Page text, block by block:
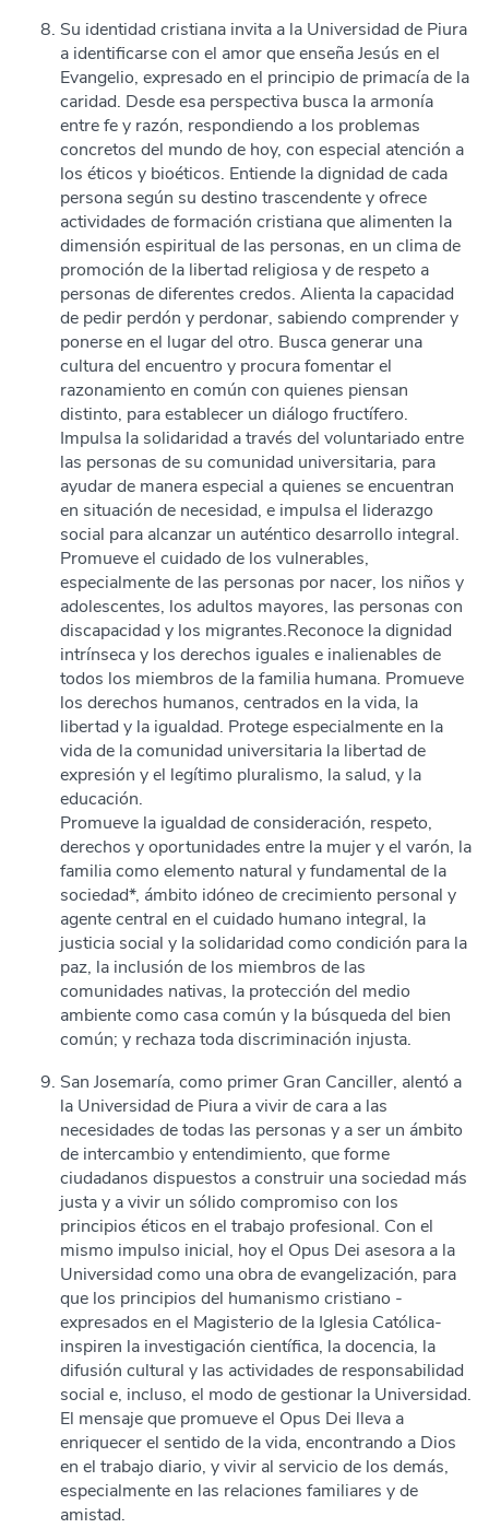
Su identidad cristiana invita a la Universidad de Piura
a identificarse con el amor que enseña Jesús en el
Evangelio, expresado en el principio de primacía de la
caridad. Desde esa perspectiva busca la armonía
entre fe y razón, respondiendo a los problemas
concretos del mundo de hoy, con especial atención a
los éticos y bioéticos. Entiende la dignidad de cada
persona según su destino trascendente y ofrece
actividades de formación cristiana que alimenten la
dimensión espiritual de las personas, en un clima de
promoción de la libertad religiosa y de respeto a
personas de diferentes credos. Alienta la capacidad
de pedir perdón y perdonar, sabiendo comprender y
ponerse en el lugar del otro. Busca generar una
cultura del encuentro y procura fomentar el
razonamiento en común con quienes piensan
distinto, para establecer un diálogo fructífero.
Impulsa la solidaridad a través del voluntariado entre
las personas de su comunidad universitaria, para
ayudar de manera especial a quienes se encuentran
en situación de necesidad, e impulsa el liderazgo
social para alcanzar un auténtico desarrollo integral.
Promueve el cuidado de los vulnerables,
especialmente de las personas por nacer, los niños y
adolescentes, los adultos mayores, las personas con
discapacidad y los migrantes.Reconoce la dignidad
intrínseca y los derechos iguales e inalienables de
todos los miembros de la familia humana. Promueve
los derechos humanos, centrados en la vida, la
libertad y la igualdad. Protege especialmente en la
vida de la comunidad universitaria la libertad de
expresión y el legítimo pluralismo, la salud, y la
educación.
Promueve la igualdad de consideración, respeto,
derechos y oportunidades entre la mujer y el varón, la
familia como elemento natural y fundamental de la
sociedad*, ámbito idóneo de crecimiento personal y
agente central en el cuidado humano integral, la
justicia social y la solidaridad como condición para la
paz, la inclusión de los miembros de las
comunidades nativas, la protección del medio
ambiente como casa común y la búsqueda del bien
común; y rechaza toda discriminación injusta.
San Josemaría, como primer Gran Canciller, alentó a
la Universidad de Piura a vivir de cara a las
necesidades de todas las personas y a ser un ámbito
de intercambio y entendimiento, que forme
ciudadanos dispuestos a construir una sociedad más
justa y a vivir un sólido compromiso con los
principios éticos en el trabajo profesional. Con el
mismo impulso inicial, hoy el Opus Dei asesora a la
Universidad como una obra de evangelización, para
que los principios del humanismo cristiano -
expresados en el Magisterio de la Iglesia Católica-
inspiren la investigación científica, la docencia, la
difusión cultural y las actividades de responsabilidad
social e, incluso, el modo de gestionar la Universidad.
El mensaje que promueve el Opus Dei lleva a
enriquecer el sentido de la vida, encontrando a Dios
en el trabajo diario, y vivir al servicio de los demás,
especialmente en las relaciones familiares y de
amistad.